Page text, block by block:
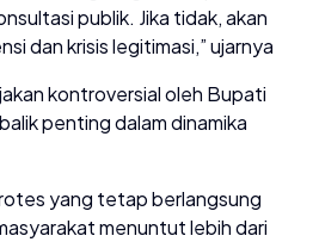
publik. Jika tidak, akan
dan krisis legitimasi,” ujarnya
kontroversial oleh Bupati
penting dalam dinamika
yang tetap berlangsung
menuntut lebih dari